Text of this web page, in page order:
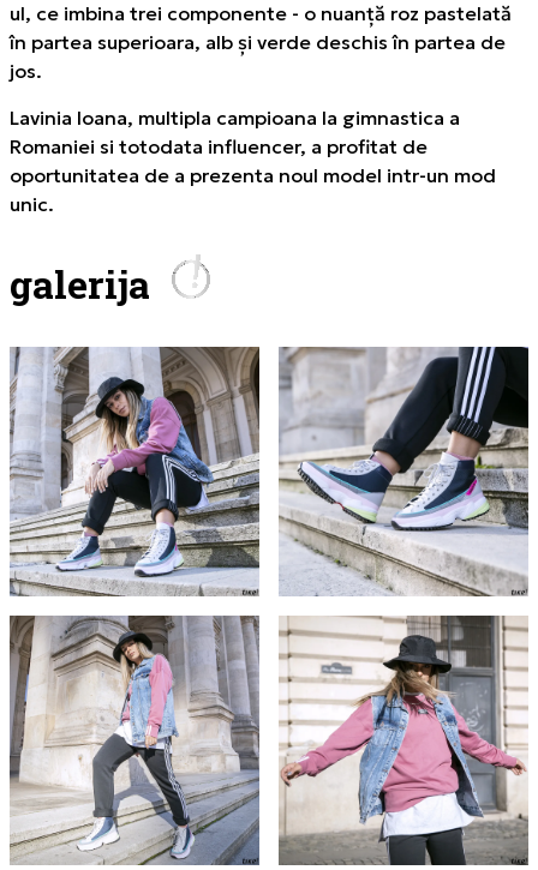
ul, ce imbina trei componente - o nuanță roz pastelată
în partea superioara, alb și verde deschis în partea de
jos.
Lavinia Ioana, multipla campioana la gimnastica a
Romaniei si totodata influencer, a profitat de
oportunitatea de a prezenta noul model intr-un mod
unic.
galerija